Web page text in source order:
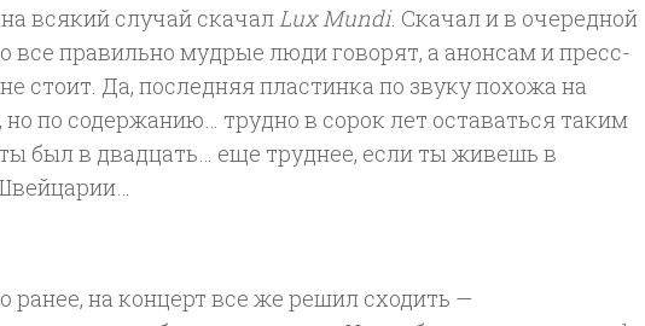
всякий случай скачалLux Mundi. Скачал и в очередной
все правильно мудрые люди говорят, а анонсам и пресс-
стоит. Да, последняя пластинка по звуку похожа на
но по содержанию… трудно в сорок лет оставаться таким
был в двадцать… еще труднее, если ты живешь в
ранее, на концерт все же решил сходить —